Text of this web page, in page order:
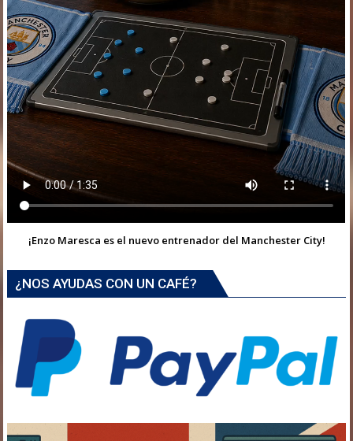
¡Enzo Maresca es el nuevo entrenador del Manchester City!
¿NOS AYUDAS CON UN CAFÉ?